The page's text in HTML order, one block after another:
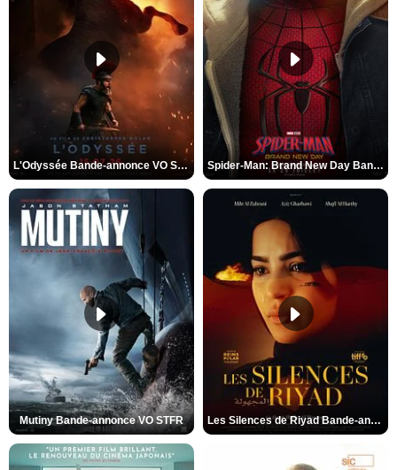
L'Odyssée Bande-annonce VO STFR Spider-Man: Brand New Day Bande-annonce VO STFR
Mutiny Bande-annonce VO STFR Les Silences de Riyad Bande-annonce VO STFR